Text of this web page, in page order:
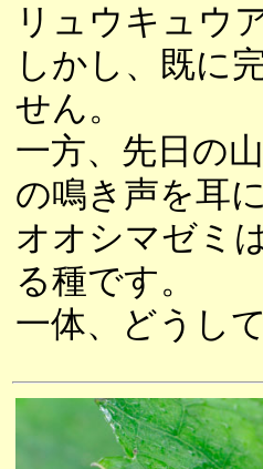
リュウキュウ
しかし、既に
せん。
一方、先日の
の鳴き声を耳
オオシマゼミ
る種です。
一体、どうし